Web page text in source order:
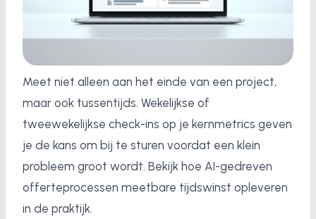
Meet niet alleen aan het einde van een project,
maar ook tussentijds. Wekelijkse of
tweewekelijkse check-ins op je kernmetrics geven
je de kans om bij te sturen voordat een klein
probleem groot wordt. Bekijk hoe AI-gedreven
offerteprocessen meetbare tijdswinst opleveren
in de praktijk.